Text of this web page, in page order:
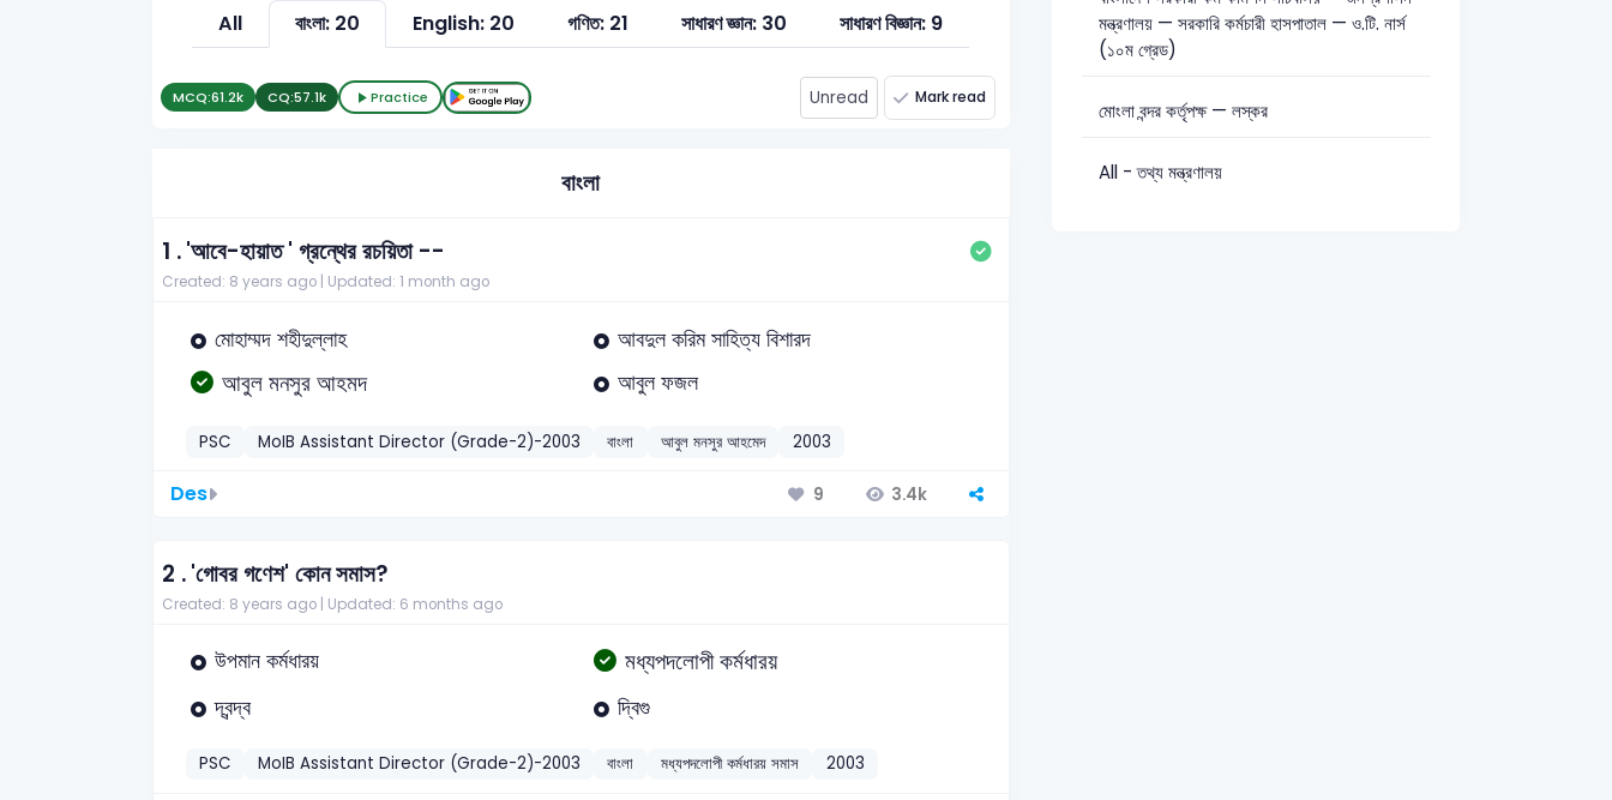
All বাংলা: 20 English: 20 গণিত: 21 সাধারণ জ্ঞান: 30 সাধারণ বিজ্ঞান: 9
MCQ:61.2k CQ:57.1k Practice Unread Mark read
বাংলা
1 .'আবে-হায়াত ' গ্রন্থের রচয়িতা --
Created: 8 years ago | Updated: 1 month ago
মোহাম্মদ শহীদুল্লাহ আবদুল করিম সাহিত্য বিশারদ
আবুল মনসুর আহমদ আবুল ফজল
PSC MoIB Assistant Director (Grade-2)-2003 বাংলা আবুল মনসুর আহমেদ 2003
Des 9 3.4k
2 .'গোবর গণেশ' কোন সমাস?
Created: 8 years ago | Updated: 6 months ago
উপমান কর্মধারয় মধ্যপদলোপী কর্মধারয়
দ্বন্দ্ব দ্বিগু
PSC MoIB Assistant Director (Grade-2)-2003 বাংলা মধ্যপদলোপী কর্মধারয় সমাস 2003
মন্ত্রণালয় — সরকারি কর্মচারী হাসপাতাল — ও.টি. নার্স
(১০ম গ্রেড)
মোংলা বন্দর কর্তৃপক্ষ — লস্কর
All - তথ্য মন্ত্রণালয়